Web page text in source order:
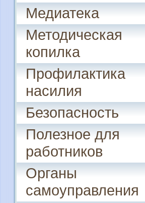
Медиатека
Методическая
копилка
Профилактика
насилия
Безопасность
Полезное для
работников
Органы
самоуправления